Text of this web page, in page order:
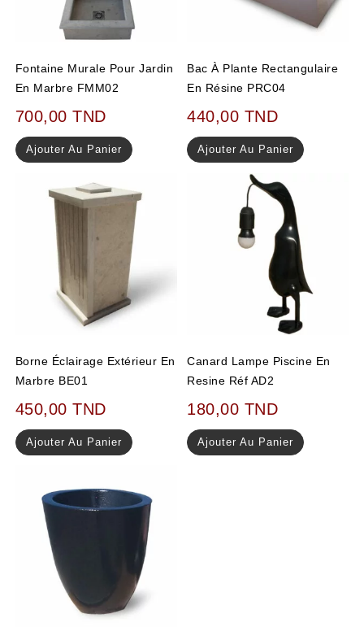
Fontaine Murale Pour Jardin
En Marbre FMM02
700,00TND
Ajouter Au Panier
Bac À Plante Rectangulaire
En Résine PRC04
440,00 TND
Ajouter Au Panier
Borne Éclairage Extérieur En
Marbre BE01
450,00TND
Ajouter Au Panier
Canard Lampe Piscine En
Resine Réf AD2
180,00 TND
Ajouter Au Panier